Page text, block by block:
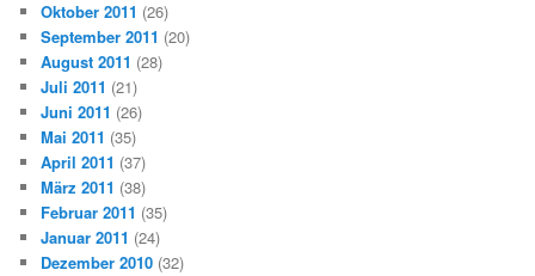
Oktober 2011 (26)
September 2011 (20)
August 2011 (28)
Juli 2011 (21)
Juni 2011 (26)
Mai 2011 (35)
April 2011 (37)
März 2011 (38)
Februar 2011 (35)
Januar 2011 (24)
Dezember 2010 (32)